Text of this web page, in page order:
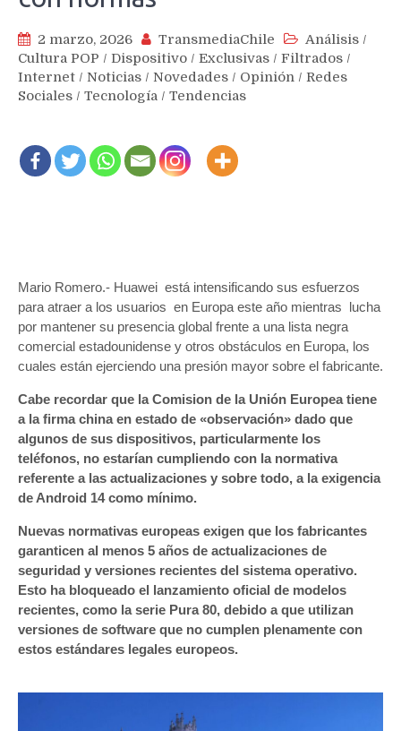
2 marzo, 2026 TransmediaChile Análisis /
Cultura POP / Dispositivo / Exclusivas / Filtrados /
Internet / Noticias / Novedades / Opinión / Redes
Sociales / Tecnología / Tendencias
Mario Romero.- Huawei está intensificando sus esfuerzos
para atraer a los usuarios en Europa este año mientras lucha
por mantener su presencia global frente a una lista negra
comercial estadounidense y otros obstáculos en Europa, los
cuales están ejerciendo una presión mayor sobre el fabricante.
Cabe recordar que la Comision de la Unión Europea tiene
a la firma china en estado de «observación» dado que
algunos de sus dispositivos, particularmente los
teléfonos, no estarían cumpliendo con la normativa
referente a las actualizaciones y sobre todo, a la exigencia
de Android 14 como mínimo.
Nuevas normativas europeas exigen que los fabricantes
garanticen al menos 5 años de actualizaciones de
seguridad y versiones recientes del sistema operativo.
Esto ha bloqueado el lanzamiento oficial de modelos
recientes, como la serie Pura 80, debido a que utilizan
versiones de software que no cumplen plenamente con
estos estándares legales europeos.